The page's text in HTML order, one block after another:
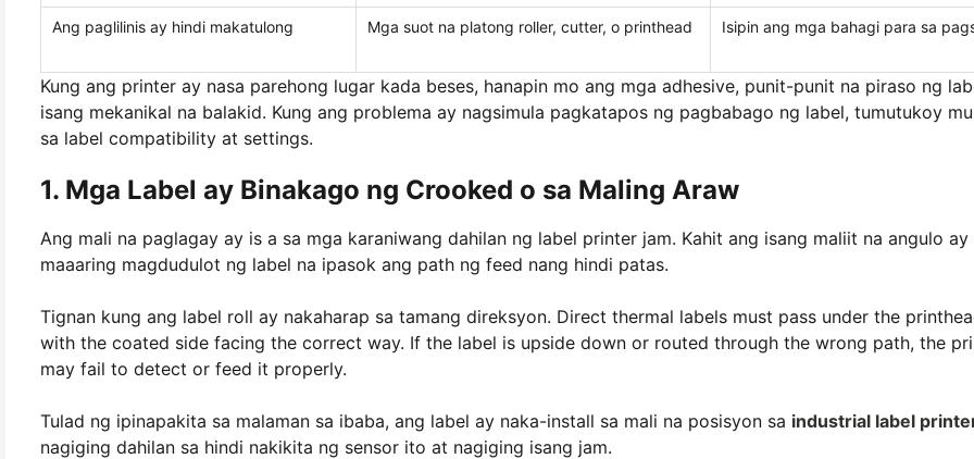
Ang paglilinis ay hindi makatulong Mga suot na platong roller, cutter, o printhead Isipin ang mga bahagi para sa
Kung ang printer ay nasa parehong lugar kada beses, hanapin mo ang mga adhesive, punit-punit na piraso ng
isang mekanikal na balakid. Kung ang problema ay nagsimula pagkatapos ng pagbabago ng label, tumutukoy
sa label compatibility at settings.
1. Mga Label ay Binakago ng Crooked o sa Maling Araw
Ang mali na paglagay ay is a sa mga karaniwang dahilan ng label printer jam. Kahit ang isang maliit na angulo ay
maaaring magdudulot ng label na ipasok ang path ng feed nang hindi patas.
Tignan kung ang label roll ay nakaharap sa tamang direksyon. Direct thermal labels must pass under the
with the coated side facing the correct way. If the label is upside down or routed through the wrong path, the
may fail to detect or feed it properly.
Tulad ng ipinapakita sa malaman sa ibaba, ang label ay naka-install sa mali na posisyon sa industrial label
nagiging dahilan sa hindi nakikita ng sensor ito at nagiging isang jam.